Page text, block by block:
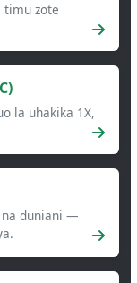
timu zote
la uhakika 1X,
na duniani —